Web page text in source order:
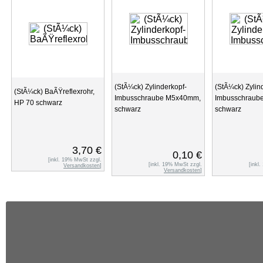
(StÃ¼ck) BaÃŸreflexrohr,
HP 70 schwarz
3,70 €
[inkl. 19% MwSt zzgl.
Versandkosten]
(StÃ¼ck) Zylinderkopf-
Imbusschraube M5x40mm,
schwarz
0,10 €
[inkl. 19% MwSt zzgl.
Versandkosten]
(StÃ¼ck)
schwarz
[inkl.